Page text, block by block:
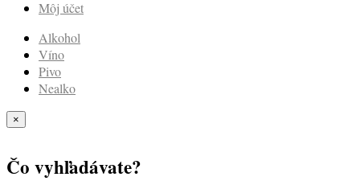
Môj účet
Alkohol
Víno
Pivo
Nealko
×
Čo vyhľadávate?